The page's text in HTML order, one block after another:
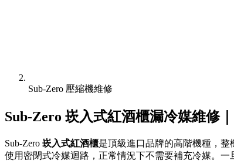
Sub-Zero 壓縮機維修
Sub-Zero 崁入式紅酒櫃漏冷媒維修
Sub-Zero 崁入式紅酒櫃是頂級進口品牌的高階機種，整
使用密閉式冷媒迴路，正常情況下不需要補充冷媒。一